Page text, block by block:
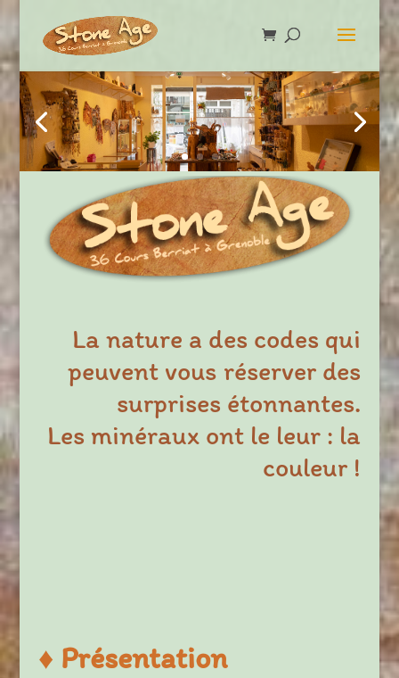
La nature a des codes qui
peuvent vous réserver des
surprises étonnantes.
Les minéraux ont le leur : la
couleur !
♦ Présentation